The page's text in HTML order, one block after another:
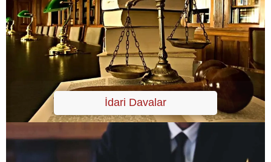
İdari Davalar